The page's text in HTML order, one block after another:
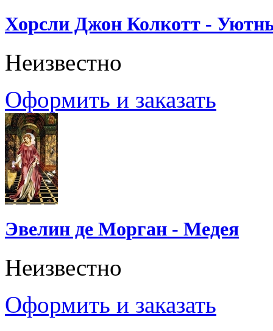
Хорсли Джон Колкотт -
Неизвестно
Оформить и заказать
Эвелин де Морган - Медея
Неизвестно
Оформить и заказать